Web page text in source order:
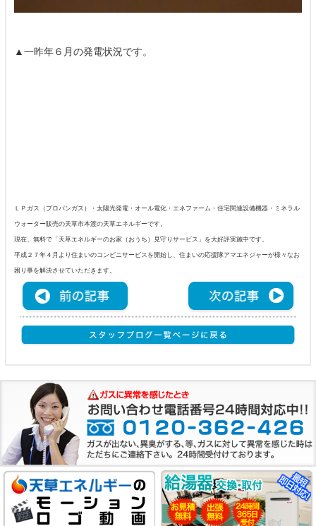
▲一昨年６月の発電状況です。
ＬＰガス（プロパンガス）・太陽光発電・オール電化・エネファーム・住宅関連設備機器・ミネラル
ウォーター販売の天草市本渡の天草エネルギーです。
現在、無料で「天草エネルギーのお家（おうち）見守りサービス」を大好評実施中です。
平成２７年４月より住まいのコンビニサービスを開始し、住まいの応援隊アマエネジャーが様々なお
困り事を解決させていただきます。